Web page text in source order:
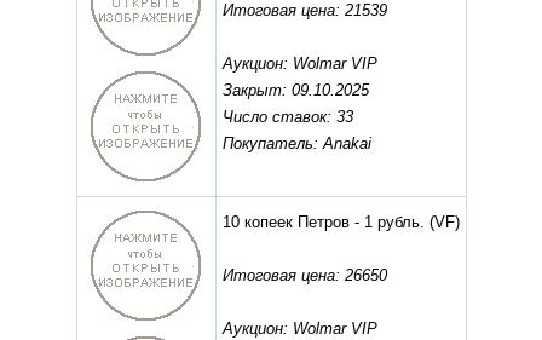
Итоговая цена: 21539
Аукцион: Wolmar VIP
Закрыт: 09.10.2025
Число ставок: 33
Покупатель: Anakai
10 копеек Петров - 1 рубль. (VF)
Итоговая цена: 26650
Аукцион: Wolmar VIP